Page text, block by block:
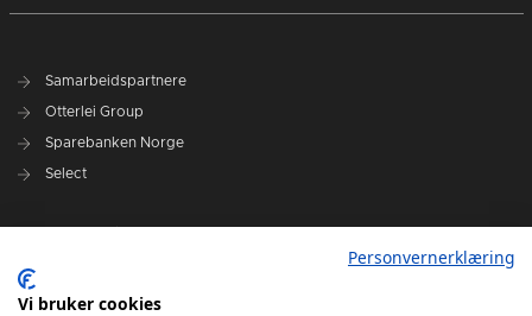
Samarbeidspartnere
Otterlei Group
Sparebanken Norge
Select
Spillerstall
Personvernerklæring
Vi bruker cookies